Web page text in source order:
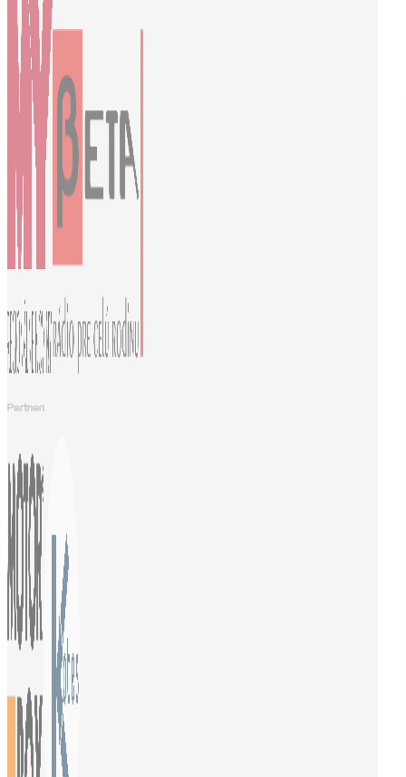
Partneri